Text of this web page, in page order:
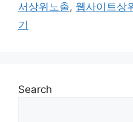
서상위노출, 웹사이트상
기
Search